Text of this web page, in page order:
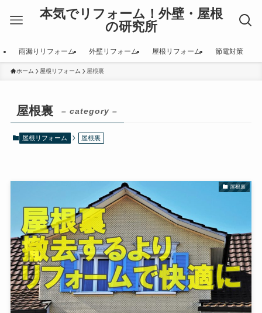
本気でリフォーム！外壁・屋根
の研究所
雨漏りリフォーム 外壁リフォーム 屋根リフォーム 節電対策
ホーム 屋根リフォーム 屋根裏
屋根裏 – category –
屋根リフォーム 屋根裏
屋根裏